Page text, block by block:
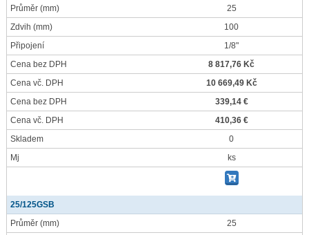
Průměr (mm)
25
Zdvih (mm)
100
Připojení
1/8"
Cena bez DPH
8 817,76 Kč
Cena vč. DPH
10 669,49 Kč
Cena bez DPH
339,14 €
Cena vč. DPH
410,36 €
Skladem
0
Mj
ks
25/125GSB
Průměr (mm)
25